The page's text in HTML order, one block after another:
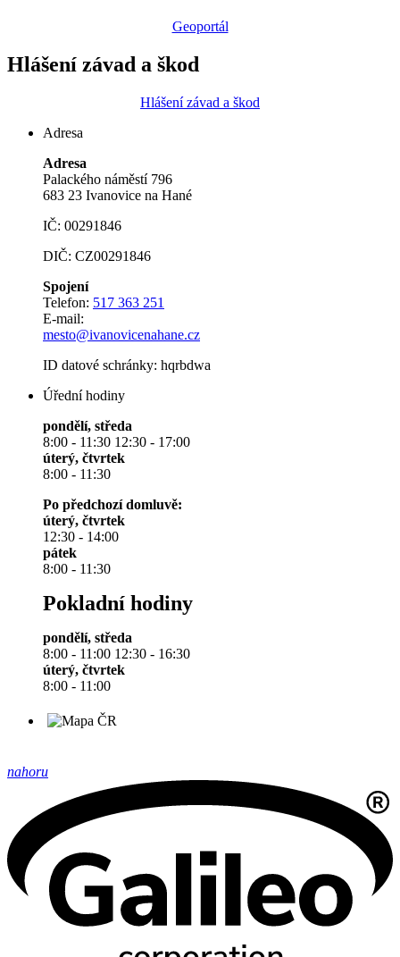
Geoportál
Hlášení závad a škod
Hlášení závad a škod
Adresa
Adresa
Palackého náměstí 796
683 23 Ivanovice na Hané
IČ: 00291846
DIČ: CZ00291846
Spojení
Telefon: 517 363 251
E-mail:
mesto@ivanovicenahane.cz
ID datové schránky: hqrbdwa
Úřední hodiny
pondělí, středa
8:00 - 11:30 12:30 - 17:00
úterý, čtvrtek
8:00 - 11:30
Po předchozí domluvě:
úterý, čtvrtek
12:30 - 14:00
pátek
8:00 - 11:30
Pokladní hodiny
pondělí, středa
8:00 - 11:00 12:30 - 16:30
úterý, čtvrtek
8:00 - 11:00
nahoru